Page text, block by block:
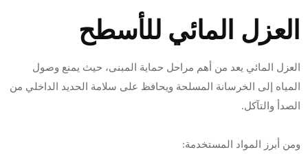
العزل المائي للأسطح
العزل المائي يعد من أهم مراحل حماية المبنى، حيث يمنع وصول
المياه إلى الخرسانة المسلحة ويحافظ على سلامة الحديد الداخلي من
الصدأ والتآكل.
ومن أبرز المواد المستخدمة: